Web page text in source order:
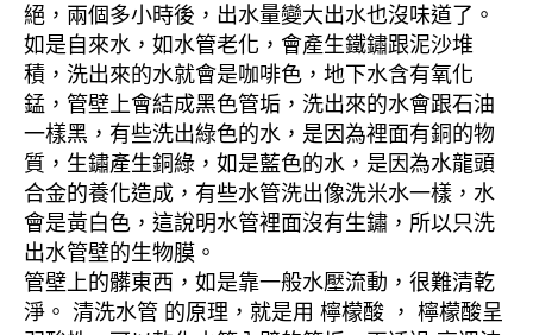
絕，兩個多小時後，出水量變大出水也沒味道了。
如是自來水，如水管老化，會產生鐵鏽跟泥沙堆
積，洗出來的水就會是咖啡色，地下水含有氧化
錳，管壁上會結成黑色管垢，洗出來的水會跟石油
一樣黑，有些洗出綠色的水，是因為裡面有銅的物
質，生鏽產生銅綠，如是藍色的水，是因為水龍頭
合金的養化造成，有些水管洗出像洗米水一樣，水
會是黃白色，這說明水管裡面沒有生鏽，所以只洗
出水管壁的生物膜。
管壁上的髒東西，如是靠一般水壓流動，很難清乾
淨。 清洗水管 的原理，就是用 檸檬酸 ， 檸檬酸呈